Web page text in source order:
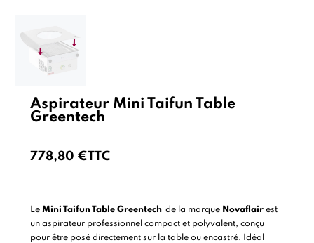
Aspirateur Mini Taifun Table
Greentech
778,80 €TTC
Le Mini Taifun Table Greentech de la marque Novaflairest
un aspirateur professionnel compact et polyvalent, conçu
pour être posé directement sur la table ou encastré. Idéal